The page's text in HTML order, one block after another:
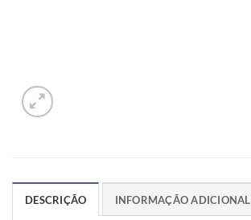
DESCRIÇÃO INFORMAÇÃO ADICIONAL